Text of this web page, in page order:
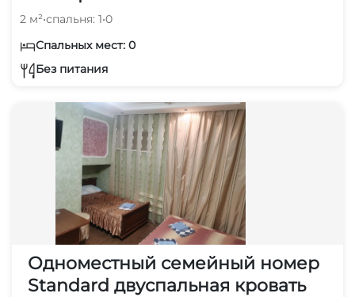
2 м²•спальня: 1•0
Спальных мест: 0
Без питания
Одноместный семейный номер
Standard двуспальная кровать